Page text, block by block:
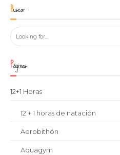
Buscar
Páginas
12+1 Horas
12 + 1 horas de natación
Aerobithón
Aquagym